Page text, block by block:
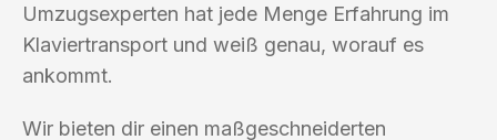
Umzugsexperten hat jede Menge Erfahrung im
Klaviertransport und weiß genau, worauf es
ankommt.
Wir bieten dir einen maßgeschneiderten